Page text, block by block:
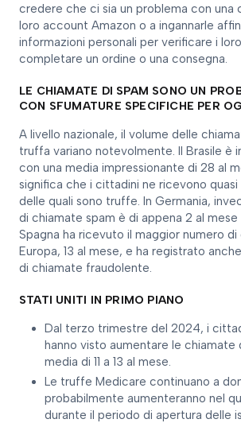
credere che ci sia un problema con una
loro account Amazon o a ingannarle
informazioni personali per verificare i
completare un ordine o una consegna.
LE CHIAMATE DI SPAM SONO UN
CON SFUMATURE SPECIFICHE PER
A livello nazionale, il volume delle
truffa variano notevolmente. Il Brasile è
con una media impressionante di 28 al
significa che i cittadini ne ricevono quasi
delle quali sono truffe. In Germania,
di chiamate spam è di appena 2 al mese
Spagna ha ricevuto il maggior numero
Europa, 13 al mese, e ha registrato
di chiamate fraudolente.
STATI UNITI IN PRIMO PIANO
Dal terzo trimestre del 2024, i
hanno visto aumentare le chiamate
media di 11 a 13 al mese.
Le truffe Medicare continuano a
probabilmente aumenteranno nel
durante il periodo di apertura delle